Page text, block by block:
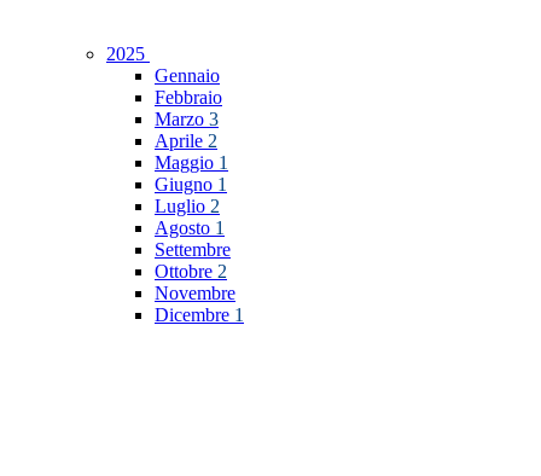
2025
Gennaio
Febbraio
Marzo 3
Aprile 2
Maggio 1
Giugno 1
Luglio 2
Agosto 1
Settembre
Ottobre 2
Novembre
Dicembre 1